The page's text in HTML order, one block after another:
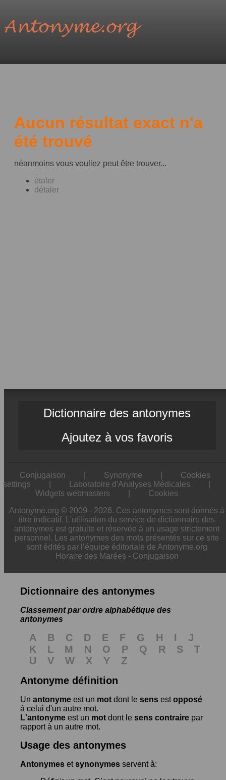
Aucun résultat exact n'a
été trouvé
néanmoins vous vouliez peut être trouver...
étaler
détaler
Dictionnaire des antonymes
Ajoutez à vos favoris
Conjugaison Synonyme
Cookies
settings
Laboratoire d'Analyses Médicales
Widgets webmasters
Cookies
Antonyme.org © 2009 - 2026. Ces antonymes sont donnés à
titre indicatif. L'utilisation du service de dictionnaire des
antonymes est gratuite et réservée à un usage strictement
personnel. Les antonymes des mots présentés sur ce site
sont édités par l’équipe éditoriale de Antonyme.org
Horaire des Marées - Conjugaison
Dictionnaire des antonymes
Classement par ordre alphabétique des
antonymes
A B C D E F G H I
J
K
L M N O P Q R S
T
U
V W X Y
Z
Antonyme définition
Un antonyme est un mot dont le sens estopposé
à celui d'un autre mot.
L'antonyme est un mot dont le sens contraire par
rapport à un autre mot.
Usage des antonymes
Antonymes etsynonymes servent à: